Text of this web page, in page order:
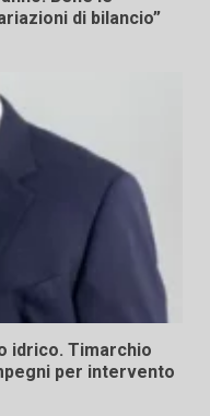
di bilancio”
idrico. Timarchio
per intervento